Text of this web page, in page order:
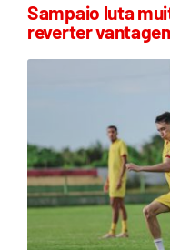
Sampaio luta
reverter